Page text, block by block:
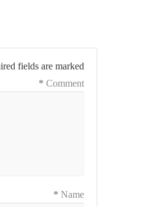
fields are marked
Comment
*
Name
*